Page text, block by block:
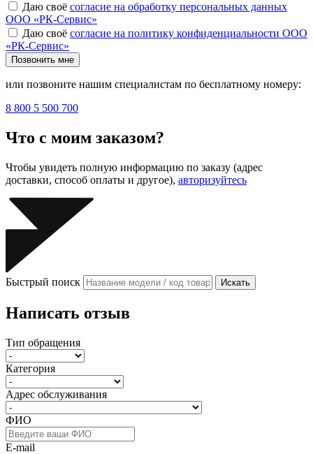
Даю своё согласие на обработку персональных данных
ООО «РК-Сервис»
Даю своё согласие на политику конфиденциальности ООО
«РК-Сервис»
Позвонить мне
или позвоните нашим специалистам по бесплатному номеру:
8 800 5 500 700
Что с моим заказом?
Чтобы увидеть полную информацию по заказу (адрес
доставки, способ оплаты и другое), авторизуйтесь
Быстрый поиск Искать
Написать отзыв
Тип обращения
Категория
Адрес обслуживания
ФИО
E-mail